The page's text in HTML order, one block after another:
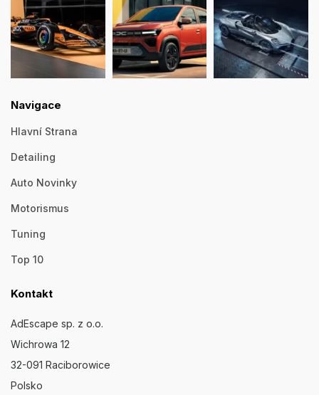
Navigace
Hlavní Strana
Detailing
Auto Novinky
Motorismus
Tuning
Top 10
Kontakt
AdEscape sp. z o.o.
Wichrowa 12
32-091 Raciborowice
Polsko